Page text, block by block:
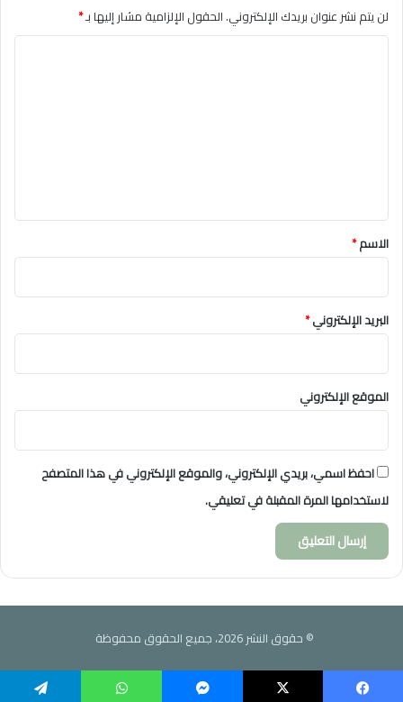
لن يتم نشر عنوان بريدك الإلكتروني.الحقول الإلزامية مشار إليها بـ*
*
الاسم*
البريد الإلكتروني*
الموقع الإلكتروني
احفظ اسمي، بريدي الإلكتروني، والموقع الإلكتروني في هذا المتصفح
لاستخدامها المرة المقبلة في تعليقي.
© حقوق النشر 2026، جميع الحقوق محفوظة